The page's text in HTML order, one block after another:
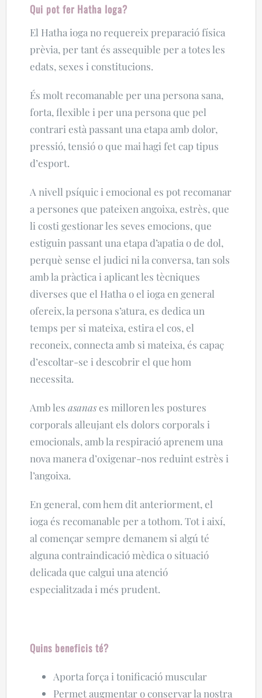
Qui pot fer Hatha Ioga?
El Hatha ioga no requereix preparació física
prèvia, per tant és assequible per a totes les
edats, sexes i constitucions.
És molt recomanable per una persona sana,
forta, flexible i per una persona que pel
contrari està passant una etapa amb dolor,
pressió, tensió o que mai hagi fet cap tipus
d’esport.
A nivell psíquic i emocional es pot recomanar
a persones que pateixen angoixa, estrès, que
li costi gestionar les seves emocions, que
estiguin passant una etapa d’apatia o de dol,
perquè sense el judici ni la conversa, tan sols
amb la pràctica i aplicant les tècniques
diverses que el Hatha o el ioga en general
ofereix, la persona s’atura, es dedica un
temps per si mateixa, estira el cos, el
reconeix, connecta amb si mateixa, és capaç
d’escoltar-se i descobrir el que hom
necessita.
Amb les asanases milloren les postures
corporals alleujant els dolors corporals i
emocionals, amb la respiració aprenem una
nova manera d’oxigenar-nos reduint estrès i
l’angoixa.
En general, com hem dit anteriorment, el
ioga és recomanable per a tothom. Tot i així,
al començar sempre demanem si algú té
alguna contraindicació mèdica o situació
delicada que calgui una atenció
especialitzada i més prudent.
Quins beneficis té?
Aporta força i tonificació muscular
Permet augmentar o conservar la nostra